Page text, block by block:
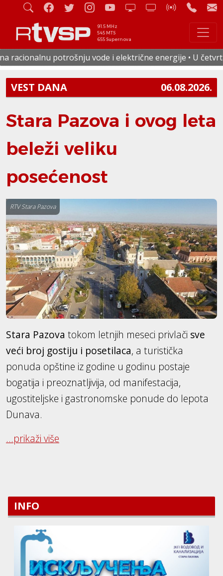
91.5 MHz
545 MTS
655 Supernova
i električne energije • U četvrtak smanjen pritisak
VEST DANA 06.08.2026.
Stara Pazova i ovog leta
beleži veliku
posećenost
RTV Stara Pazova
Stara Pazova tokom letnjih meseci privlači sve
veći broj gostiju i posetilaca, a turistička
ponuda opštine iz godine u godinu postaje
bogatija i preoznatljivija, od manifestacija,
ugostiteljske i gastronomske ponude do lepota
Dunava.
...prikaži više
INFO